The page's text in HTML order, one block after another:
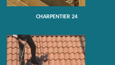
CHARPENTIER 24